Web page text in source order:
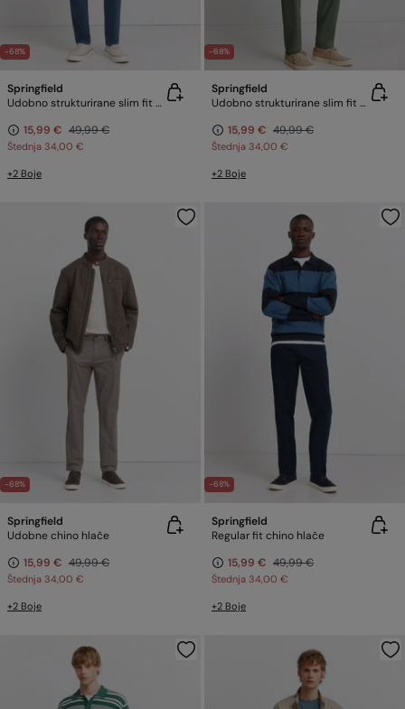
-68%
Springfield
Udobno strukturirane slim fit chino hlače
15,99 € 49,99 €
Štednja 34,00 €
+2 Boje
-68%
Springfield
Udobno strukturirane slim fit chino hlače
15,99 € 49,99 €
Štednja 34,00 €
+2 Boje
-68%
Springfield
Udobne chino hlače
15,99 € 49,99 €
Štednja 34,00 €
+2 Boje
-68%
Springfield
Regular fit chino hlače
15,99 € 49,99 €
Štednja 34,00 €
+2 Boje